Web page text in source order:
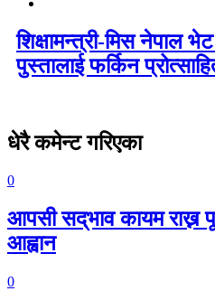
शिक्षामन्त्री-मिस नेपाल
पुस्तालाई फर्किन
धेरै कमेन्ट गरिएका
0
आपसी सद्‌भाव कायम राख्न
आह्वान
0